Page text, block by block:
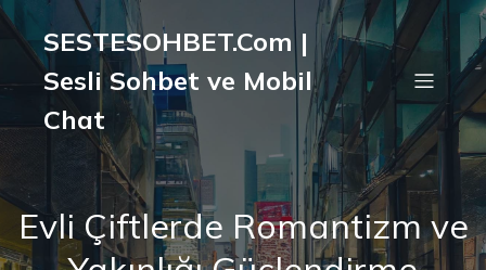
SESTESOHBET.Com |
Sesli Sohbet ve Mobil
Chat
Evli Çiftlerde Romantizm ve